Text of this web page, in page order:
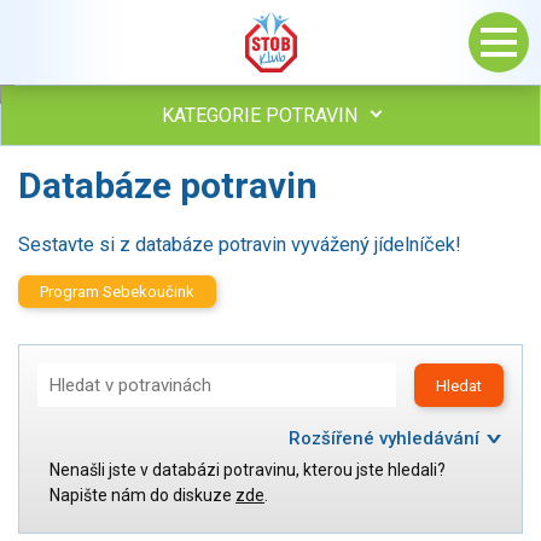
KATEGORIE POTRAVIN
Maso, drůbež, ryby, uzeniny
Mléko
Mléčné výrobky
Sýry
Obiloviny, mouka, cereální výrobky
Chléb, pečivo, křehké chleby, pufované výrobky
Přílohy
Ovoce
Databáze potravin
Sestavte si z databáze potravin vyvážený jídelníček!
Program Sebekoučink
Hledat
Rozšířené vyhledávání
Kategorie:
Maso, drůbež, ryby, uzeniny
Nenašli jste v databázi potravinu, kterou jste hledali?
Napište nám do diskuze zde.